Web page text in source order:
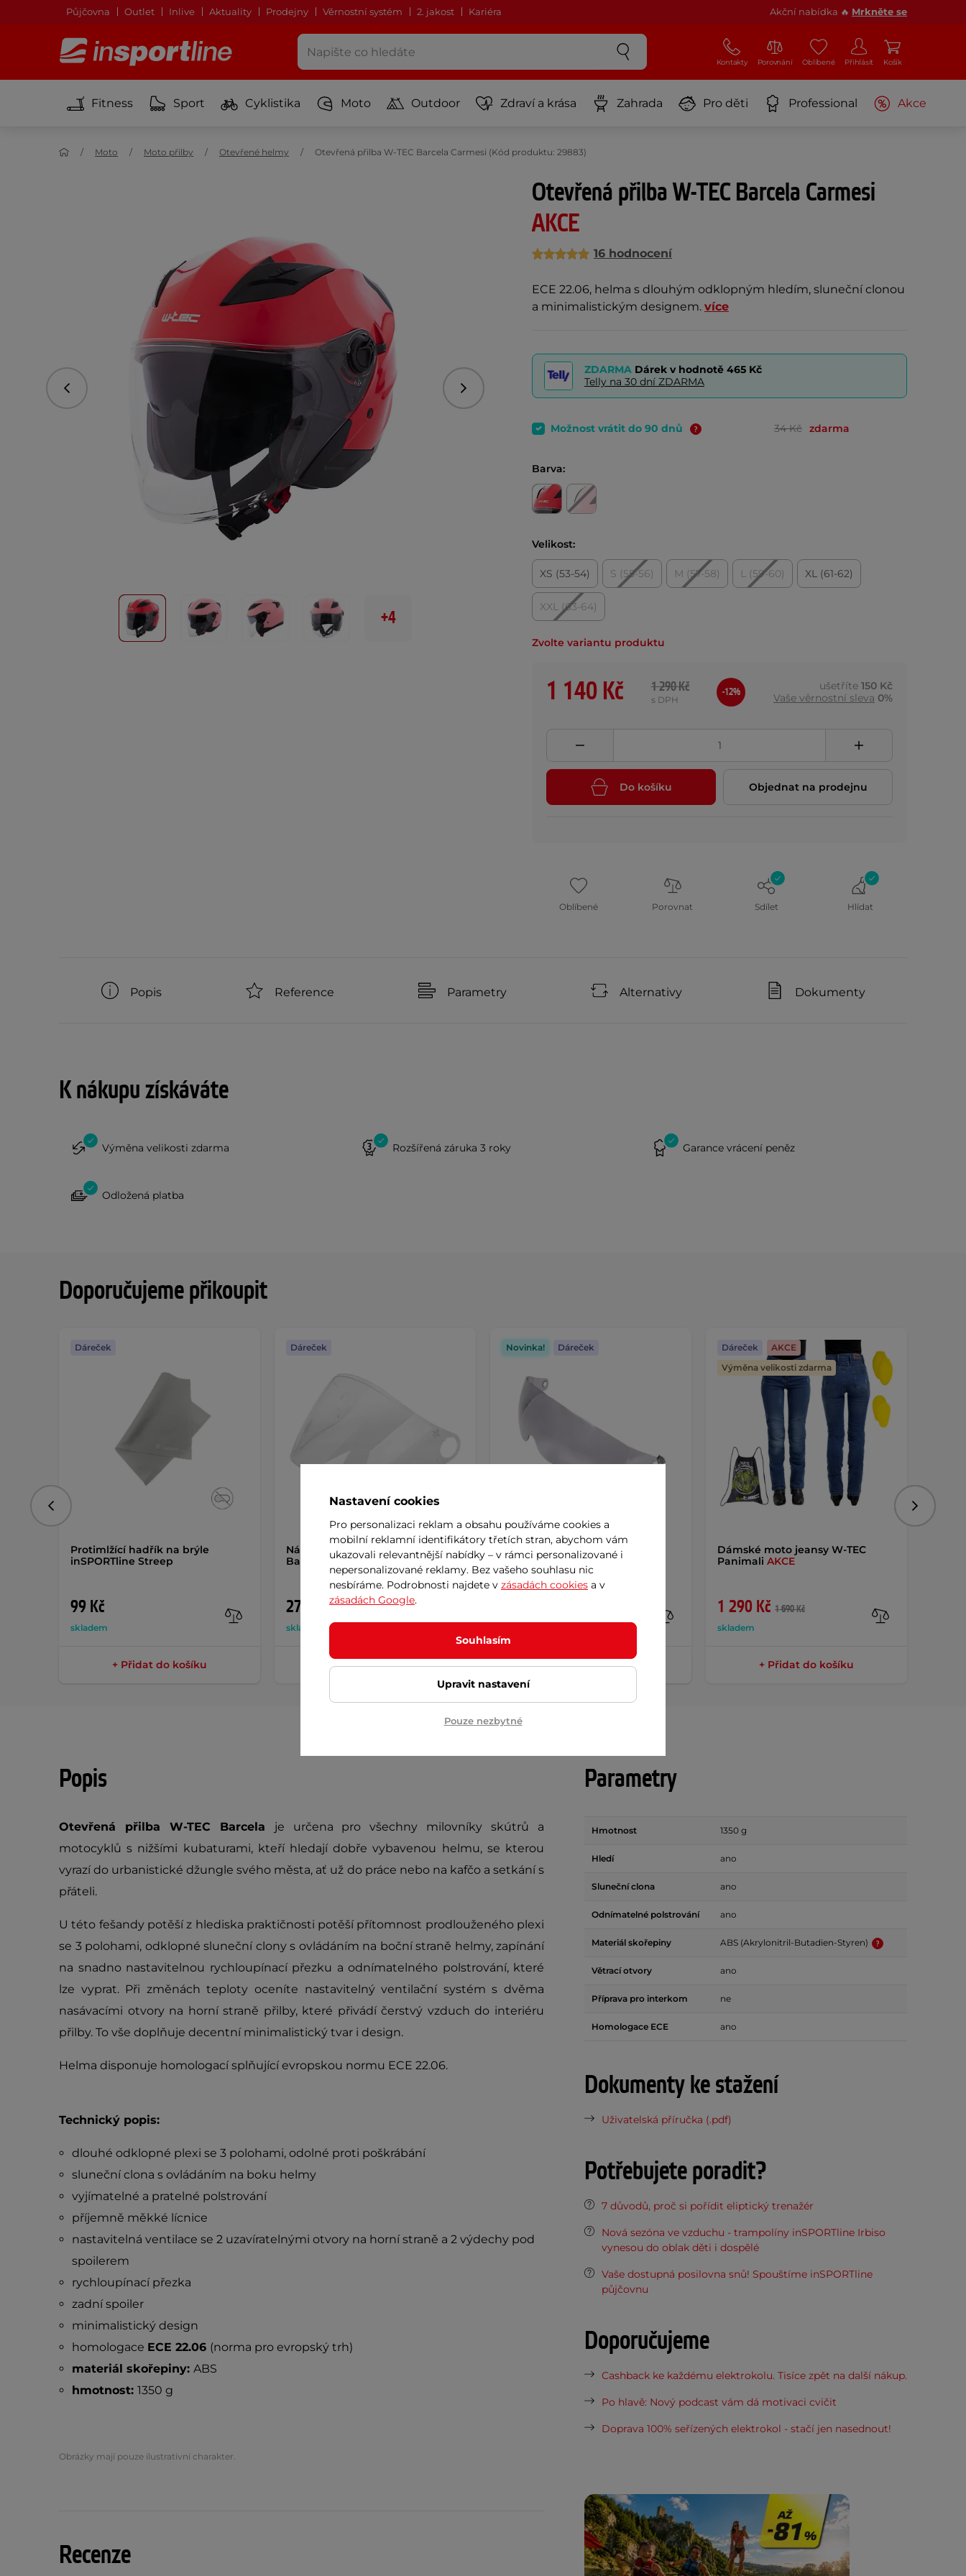
Půjčovna Outlet Inlive Aktuality Prodejny Věrnostní systém 2. jakost Kariéra Akční nabídka 🔥 Mrkněte se
Kontakty Porovnání Oblíbené Přihlásit Košík
Fitness Sport Cyklistika Moto Outdoor Zdraví a krása Zahrada Pro děti Professional Akce
Moto Moto přilby Otevřené helmy Otevřená přilba W-TEC Barcela Carmesi (Kód produktu: 29883)
Otevřená přilba W-TEC Barcela Carmesi
AKCE
16 hodnocení
ECE 22.06, helma s dlouhým odklopným hledím, sluneční clonou
a minimalistickým designem. více
Předchozí Následující
+4
ZDARMA Dárek v hodnotě 465 Kč
Telly na 30 dní ZDARMA
Možnost vrátit do 90 dnů 34 Kč zdarma
Barva:
Velikost:
XS (53-54) S (55-56) M (57-58) L (59-60) XL (61-62)
XXL (63-64)
Zvolte variantu produktu
1 140 Kč 1 290 Kč
s DPH
-12% ušetříte 150 Kč
Vaše věrnostní sleva 0%
Do košíku Objednat na prodejnu
Oblíbené Porovnat Sdílet Hlídat
Popis Reference Parametry Alternativy Dokumenty
K nákupu získáváte
Výměna velikosti zdarma Rozšířená záruka 3 roky Garance vrácení peněz
Odložená platba
Doporučujeme přikoupit
Protimlžící hadřík na brýle
inSPORTline Streep
99 Kč
skladem
Dáreček
+ Přidat do košíku
Náhradní hledí pro přilbu W-TEC
Barcela
270 Kč
skladem
Dáreček
+ Přidat do košíku
Náhradní sluneční clona pro
přilbu W-TEC Barcela
Novinka! Dáreček
+ Přidat do košíku
Dámské moto jeansy W-TEC
Panimali AKCE
1 290 Kč 1 690 Kč
skladem
Dáreček
AKCE
Výměna velikosti zdarma
+ Přidat do košíku
Předchozí
Popis
Otevřená přilba W-TEC Barcela je určena pro všechny milovníky skútrů a
motocyklů s nižšími kubaturami, kteří hledají dobře vybavenou helmu, se kterou
vyrazí do urbanistické džungle svého města, ať už do práce nebo na kafčo a setkání s
přáteli.
U této fešandy potěší z hlediska praktičnosti potěší přítomnost prodlouženého plexi
se 3 polohami, odklopné sluneční clony s ovládáním na boční straně helmy, zapínání
na snadno nastavitelnou rychloupínací přezku a odnímatelného polstrování, které
lze vyprat. Při změnách teploty oceníte nastavitelný ventilační systém s dvěma
nasávacími otvory na horní straně přilby, které přivádí čerstvý vzduch do interiéru
přilby. To vše doplňuje decentní minimalistický tvar i design.
Helma disponuje homologací splňující evropskou normu ECE 22.06.
Technický popis:
dlouhé odklopné plexi se 3 polohami, odolné proti poškrábání
sluneční clona s ovládáním na boku helmy
vyjímatelné a pratelné polstrování
příjemně měkké lícnice
nastavitelná ventilace se 2 uzavíratelnými otvory na horní straně a 2 výdechy pod
spoilerem
rychloupínací přezka
zadní spoiler
minimalistický design
homologace ECE 22.06 (norma pro evropský trh)
materiál skořepiny: ABS
hmotnost: 1350 g
Obrázky mají pouze ilustrativní charakter.
Recenze
Parametry
Hmotnost 1350 g
Hledí ano
Sluneční clona ano
Odnímatelné polstrování ano
Materiál skořepiny ABS (Akrylonitril-Butadien-Styren)
Větrací otvory ano
Příprava pro interkom ne
Homologace ECE ano
Dokumenty ke stažení
Uživatelská příručka (.pdf)
Potřebujete poradit?
7 důvodů, proč si pořídit eliptický trenažér
Nová sezóna ve vzduchu - trampolíny inSPORTline Irbiso
vynesou do oblak děti i dospělé
Vaše dostupná posilovna snů! Spouštíme inSPORTline
půjčovnu
Doporučujeme
Cashback ke každému elektrokolu. Tisíce zpět na další nákup.
Po hlavě: Nový podcast vám dá motivaci cvičit
Doprava 100% seřízených elektrokol - stačí jen nasednout!
Nastavení cookies
Pro personalizaci reklam a obsahu používáme cookies a
mobilní reklamní identifikátory třetích stran, abychom vám
ukazovali relevantnější nabídky – v rámci personalizované i
nepersonalizované reklamy. Bez vašeho souhlasu nic
nesbíráme. Podrobnosti najdete v zásadách cookies a v
zásadách Google.
Souhlasím
Upravit nastavení
Pouze nezbytné